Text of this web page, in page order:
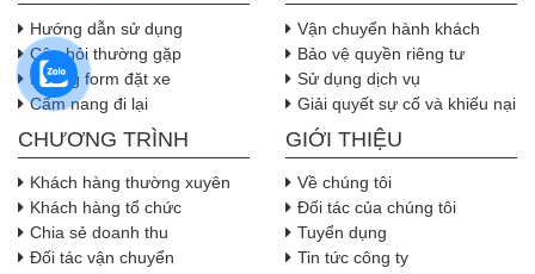
Hướng dẫn sử dụng
Câu hỏi thường gặp
Nhúng form đặt xe
Cẩm nang đi lại
Vận chuyển hành khách
Bảo vệ quyền riêng tư
Sử dụng dịch vụ
Giải quyết sự cố và khiếu nại
CHƯƠNG TRÌNH
Khách hàng thường xuyên
Khách hàng tổ chức
Chia sẻ doanh thu
Đối tác vận chuyển
GIỚI THIỆU
Về chúng tôi
Đối tác của chúng tôi
Tuyển dụng
Tin tức công ty